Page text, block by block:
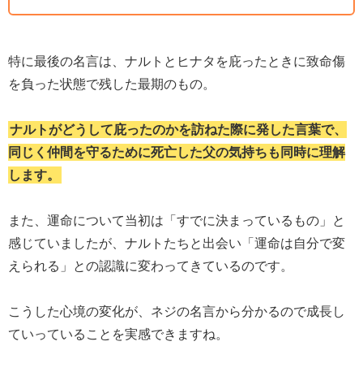
特に最後の名言は、ナルトとヒナタを庇ったときに致命傷
を負った状態で残した最期のもの。
ナルトがどうして庇ったのかを訪ねた際に発した言葉で、
同じく仲間を守るために死亡した父の気持ちも同時に理解
します。
また、運命について当初は「すでに決まっているもの」と
感じていましたが、ナルトたちと出会い「運命は自分で変
えられる」との認識に変わってきているのです。
こうした心境の変化が、ネジの名言から分かるので成長し
ていっていることを実感できますね。